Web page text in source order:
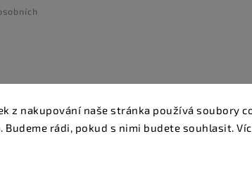
z nakupování naše stránka používá soubory
Budeme rádi, pokud s nimi budete souhlasit.
Copyright 2026Glamstore. Všechna práva
Upravit nastavení cookies